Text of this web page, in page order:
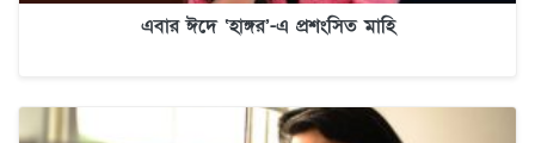
এবার ঈদে ‘হাঙ্গর’-এ প্রশংসিত মাহি